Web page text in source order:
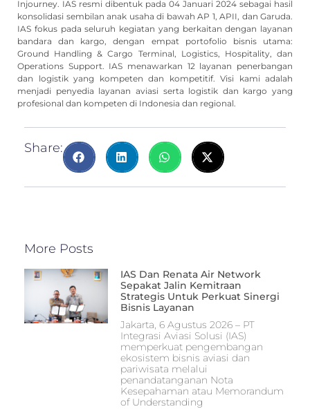
Injourney. IAS resmi dibentuk pada 04 Januari 2024 sebagai hasil
konsolidasi sembilan anak usaha di bawah AP 1, APII, dan Garuda.
IAS fokus pada seluruh kegiatan yang berkaitan dengan layanan
bandara dan kargo, dengan empat portofolio bisnis utama:
Ground Handling & Cargo Terminal, Logistics, Hospitality, dan
Operations Support. IAS menawarkan 12 layanan penerbangan
dan logistik yang kompeten dan kompetitif. Visi kami adalah
menjadi penyedia layanan aviasi serta logistik dan kargo yang
profesional dan kompeten di Indonesia dan regional.
Share:
More Posts
IAS Dan Renata Air Network
Sepakat Jalin Kemitraan
Strategis Untuk Perkuat Sinergi
Bisnis Layanan
Jakarta, 6 Agustus 2026 – PT
Integrasi Aviasi Solusi (IAS)
memperkuat pengembangan
ekosistem bisnis aviasi dan
pariwisata melalui
penandatanganan Nota
Kesepahaman atau Memorandum
of Understanding